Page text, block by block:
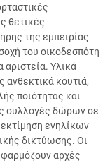
θετικές
της εμπειρίας
του οικοδεσπότη
αριστεία. Υλικά
ανθεκτικά κουτιά,
ποιότητας και
συλλογές δώρων σε
ενηλίκων
δικτύωσης. Οι
αρχές